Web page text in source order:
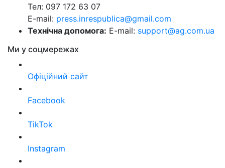
Тел: 097 172 63 07
E-mail: press.inrespublica@gmail.com
Технічна допомога: E-mail: support@ag.com.ua
Ми у соцмережах
Офіційний сайт
Facebook
TikTok
Instagram